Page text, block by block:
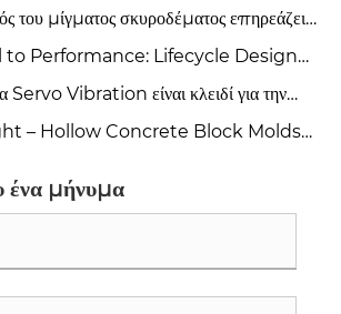
εξώθησης και ανάρτησης
του μίγματος σκυροδέματος επηρεάζει
υλικού καλουπιού
to Performance: Lifecycle Design
Quality Concrete Steel Moulds
Servo Vibration είναι κλειδί για την
– Hollow Concrete Block Molds
ένα μήνυμα